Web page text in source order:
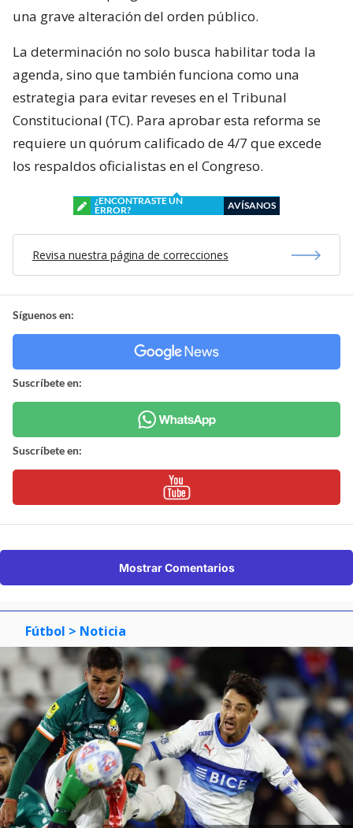
una grave alteración del orden público.
La determinación no solo busca habilitar toda la
agenda, sino que también funciona como una
estrategia para evitar reveses en el Tribunal
Constitucional (TC). Para aprobar esta reforma se
requiere un quórum calificado de 4/7 que excede
los respaldos oficialistas en el Congreso.
¿ENCONTRASTE UN
ERROR?
AVÍSANOS
Revisa nuestra página de correcciones
Síguenos en:
Suscríbete en:
Suscríbete en:
Mostrar Comentarios
Fútbol > Noticia